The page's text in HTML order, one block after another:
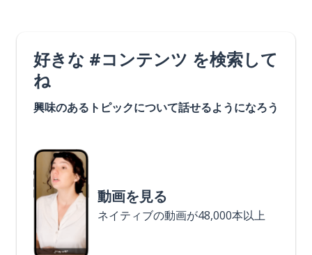
好きな #コンテンツ を検索して
ね
興味のあるトピックについて話せるようになろう
動画を見る
ネイティブの動画が48,000本以上